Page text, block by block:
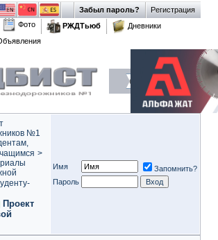
Регистрация
Забыл пароль?
Фото РЖДТьюб
Дневники
№1
>
Проект
Имя
Запомнить?
Пароль